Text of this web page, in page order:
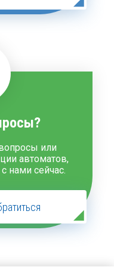
или
автоматов,
нами сейчас.